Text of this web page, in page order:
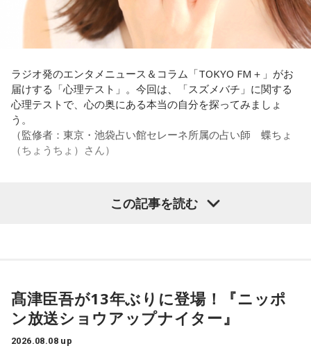
【解答】
1．鳩のぬいぐるみ……本性は「愛情深い天使」
鳩のぬいぐるみは「愛情」を暗示しています。あなたは追い
詰められても、自分より大切な誰かを思い浮かべる、利他的
なタイプ。窮地でこそ人にやさしくできる、あたたかい心の
持ち主です。ただ、自分を後回しにしすぎないよう気をつけ
てください。
2．身分証……本性は「したたかな悪魔」
身分証は「あなた自身の存在」を暗示しています。あなたは
窮地に立たされると、何よりまず自分を守り抜く、利己的な
の武器にもなるでしょう。
もしれません。勢いが吉と出ることも多いですが、一呼吸置
いて考える癖もつけてみて。
4．懐中電灯……本性は「冷静な神様!?」
ラジオ発のエンタメニュース＆コラム「TOKYO FM＋」がお
届けする「心理テスト」。今回は、「スズメバチ」に関する
心理テストで、心の奥にある本当の自分を探ってみましょ
う。
（監修者：東京・池袋占い館セレーネ所属の占い師 蝶ちょ
（ちょうちょ）さん）
ました。
それは何でしたか？次の中から近いものを1つ選んでくださ
この記事を読む
髙津臣吾が13年ぶりに登場！『ニッポ
ン放送ショウアップナイター』
2026.08.08 up